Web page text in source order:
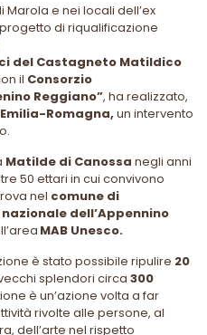
Marola e nei locali dell’ex
di riqualificazione
del Castagneto Matildico
il Consorzio
Reggiano”, ha realizzato,
Romagna, un intervento
Matilde di Canossa negli anni
50 ettari in cui convivono
nel comune di
dell’Appennino
MAB Unesco.
è stato possibile ripulire 20
splendori circa300
è un’azione volta a far
rivolte alle persone, al
dell’arte nel rispetto